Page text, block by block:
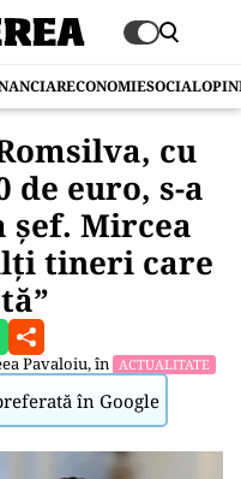
ECONOMIESOCIAL
cu
de euro, s-a
șef. Mircea
tineri care
Pavaloiu, în ACTUALITATE
în Google